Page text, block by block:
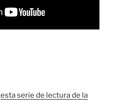
esta serie de lectura de la